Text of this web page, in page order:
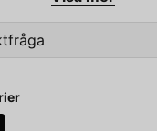
Dead: Season
blivit bekräftad av
Dead: Season
om denna